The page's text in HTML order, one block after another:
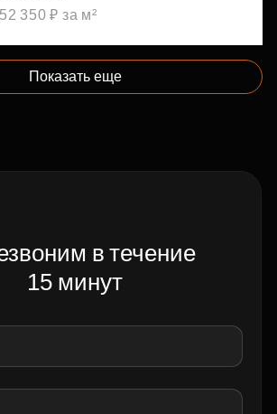
350 ₽ за м²
Показать еще
в течение
15 минут